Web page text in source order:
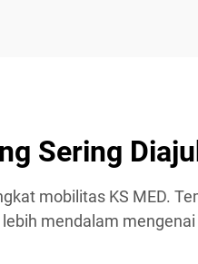
Sering
mobilitas KS MED.
mendalam